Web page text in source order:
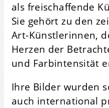
als freischaffende
Sie gehört zu den
Art-Künstlerinnen,
Herzen der
und Farbintensität
Ihre Bilder wurden
auch international